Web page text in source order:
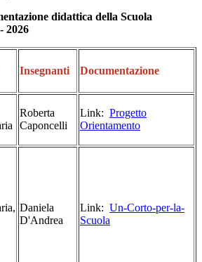
didattica della Scuola
2026
Insegnanti Documentazione
Roberta
Caponcelli
Link: Progetto
Orientamento
Daniela
D'Andrea
Link: Un-Corto-per-la-
Scuola